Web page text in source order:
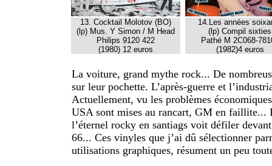
13. Cocktail Molotov (BO)
(lp) Mus. Y Simon / M Head
Philips 9120 422
(1980) 12 euros
14.Les années
(lp) Compil sixties
Pathé M 2C068-
(1982)4 euros
La voiture, grand mythe rock... De
sur leur pochette. L’après-guerre et
Actuellement, vu les problèmes
USA sont mises au rancart, GM en faillite...
l’éternel rocky en santiags voit défiler
66... Ces vinyles que j’ai dû sélectionner
utilisations graphiques, résument un peu